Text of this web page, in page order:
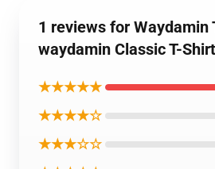
1 reviews for Waydamin
waydamin Classic T-Shirt
★★★★★
★★★★☆
★★★☆☆